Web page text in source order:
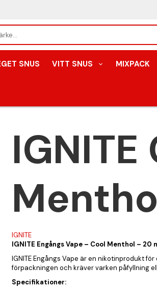
SNUS VITT SNUS MIXPACK
IGNITE
IGNITE
IGNITE Engångs Vape – Cool Menthol – 20
IGNITE Engångs Vape är en nikotinprodukt
förpackningen och kräver varken påfyllning
Specifikationer: